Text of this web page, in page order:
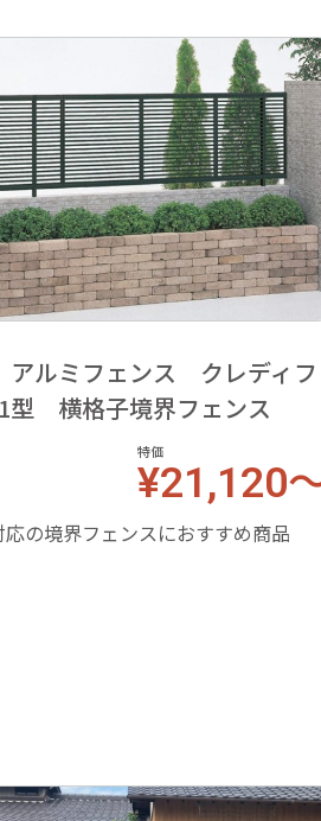
ルミフェンス クレディフ
型 横格子境界フェンス
特価
¥21,120
の境界フェンスにおすすめ商品